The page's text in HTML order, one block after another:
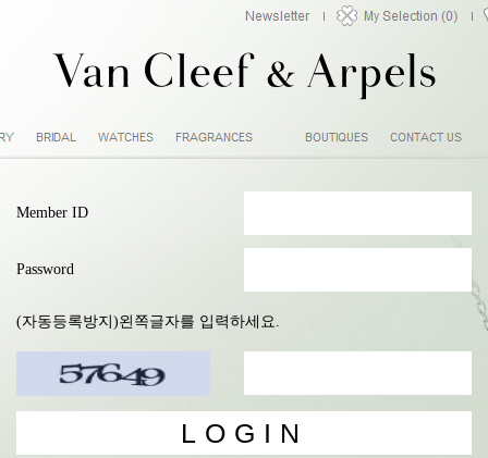
Member ID
Password
(자동등록방지)왼쪽글자를 입력하세요.